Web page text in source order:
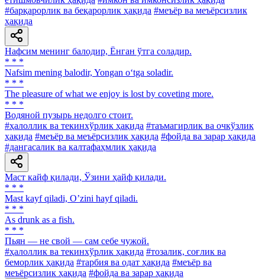
#барқарорлик ва беқарорлик ҳақида #меъёр ва меъёрсизлик
ҳақида
Нафсим менинг балодир, Ёнган ўтга соладир.
* * *
Nafsim mening balodir, Yongan o‘tga soladir.
* * *
The pleasure of what we enjoy is lost by coveting more.
* * *
Водяной пузырь недолго стоит.
#ҳалоллик ва текинхўрлик ҳақида #таъмагирлик ва очкўзлик
ҳақида #меъёр ва меъёрсизлик ҳақида #фойда ва зарар ҳақида
#дангасалик ва калтафаҳмлик ҳақида
Маст кайф қилади, Ўзини ҳайф қилади.
* * *
Mast kayf qiladi, Oʼzini hayf qiladi.
* * *
As drunk as a fish.
* * *
Пьян — не свой — сам себе чужой.
#ҳалоллик ва текинхўрлик ҳақида #тозалик, соғлик ва
беморлик ҳақида #тарбия ва одат ҳақида #меъёр ва
меъёрсизлик ҳақида #фойда ва зарар ҳақида